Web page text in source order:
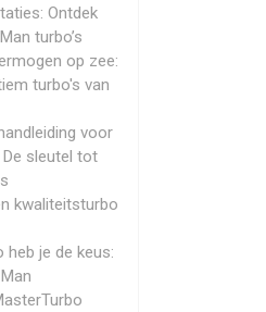
Ontdek
turbo’s
op zee:
turbo's van
voor
sleutel tot
kwaliteitsturbo
heb je de keus: